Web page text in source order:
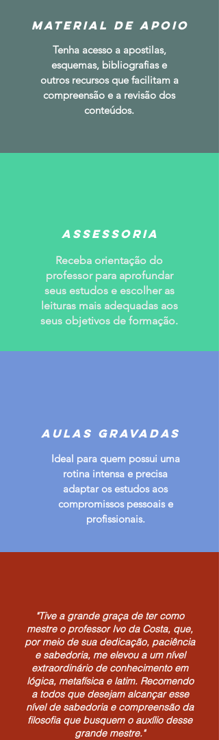
"Tive a grande graça de ter como
mestre o professor Ivo da Costa, que,
por meio de sua dedicação, paciência
e sabedoria, me elevou a um nível
extraordinário de conhecimento em
lógica, metafísica e latim. Recomendo
a todos que desejam alcançar esse
nível de sabedoria e compreensão da
filosofia que busquem o auxílio desse
grande mestre."
Material de Apoio
Tenha acesso a apostilas,
esquemas, bibliografias e
outros recursos que facilitam a
compreensão e a revisão dos
conteúdos.
ASSESSORIA
Receba orientação do
professor para aprofundar
seus estudos e escolher as
leituras mais adequadas aos
seus objetivos de formação.
Aulas gravadas
Ideal para quem possui uma
rotina intensa e precisa
adaptar os estudos aos
compromissos pessoais e
profissionais.